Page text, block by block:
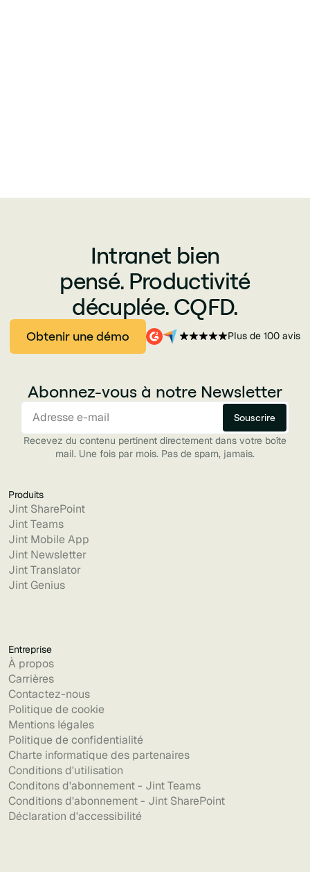
Intranet bien
pensé. Productivité
décuplée. CQFD.
Obtenir une démo Plus de 100 avis
Abonnez-vous à notre Newsletter
Recevez du contenu pertinent directement dans votre boîte
mail. Une fois par mois. Pas de spam, jamais.
Produits
Jint SharePoint
Jint Teams
Jint Mobile App
Jint Newsletter
Jint Translator
Jint Genius
Entreprise
À propos
Carrières
Contactez-nous
Politique de cookie
Mentions légales
Politique de confidentialité
Charte informatique des partenaires
Conditions d'utilisation
Conditons d'abonnement - Jint Teams
Conditions d'abonnement - Jint SharePoint
Déclaration d'accessibilité